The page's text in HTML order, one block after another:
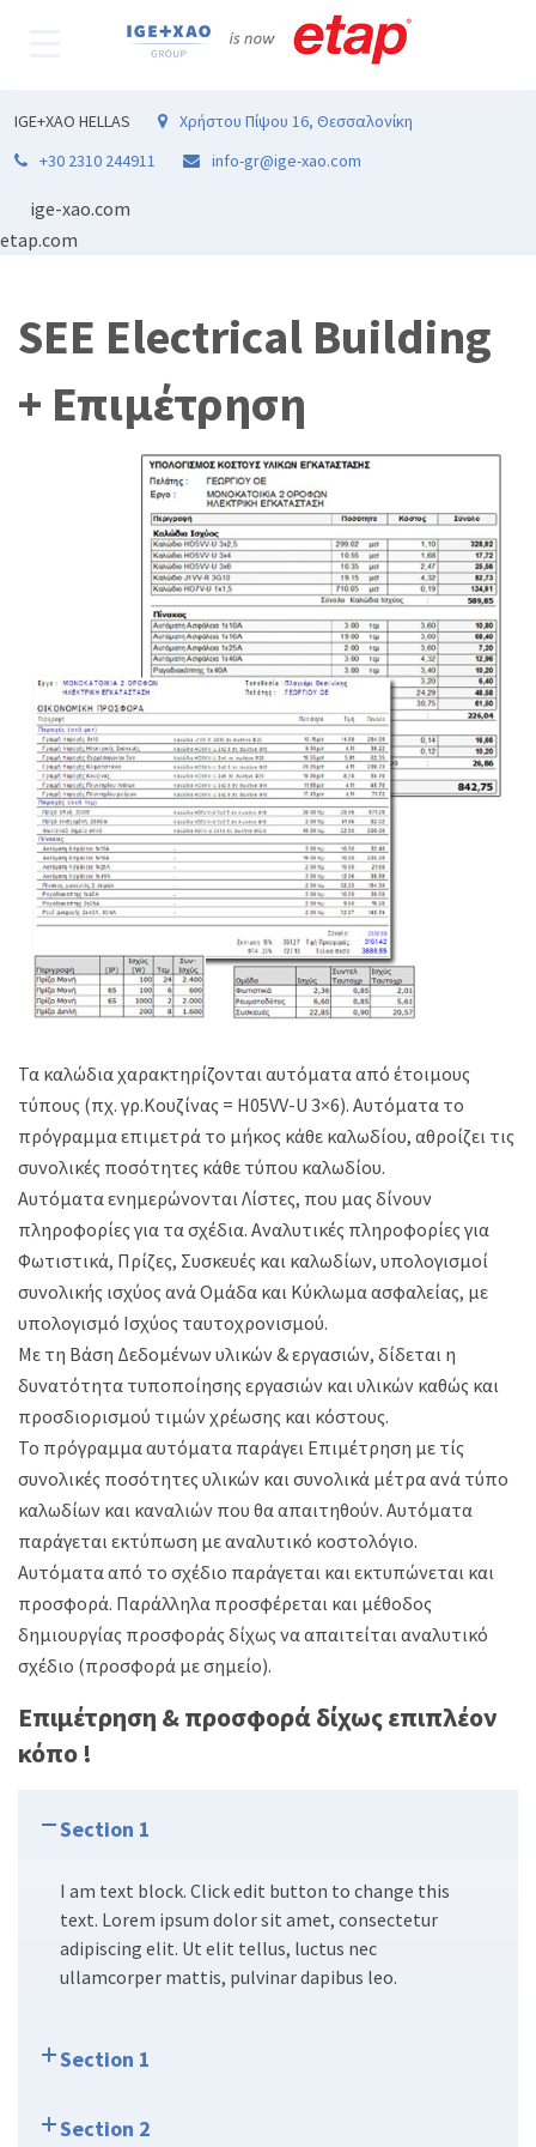
IGE+XAO HELLAS
Χρήστου Πίψου 16, Θεσσαλονίκη
+30 2310 244911
info-gr@ige-xao.com
ige-xao.com
etap.com
SEE Electrical Building
+ Επιμέτρηση
Τα καλώδια χαρακτηρίζονται αυτόματα από έτοιμους
τύπους (πχ. γρ.Κουζίνας = H05VV-U 3×6). Αυτόματα το
πρόγραμμα επιμετρά το μήκος κάθε καλωδίου, αθροίζει τις
συνολικές ποσότητες κάθε τύπου καλωδίου.
Αυτόματα ενημερώνονται Λίστες, που μας δίνουν
πληροφορίες για τα σχέδια. Αναλυτικές πληροφορίες για
Φωτιστικά, Πρίζες, Συσκευές και καλωδίων, υπολογισμοί
συνολικής ισχύος ανά Ομάδα και Κύκλωμα ασφαλείας, με
υπολογισμό Ισχύος ταυτοχρονισμού.
Με τη Βάση Δεδομένων υλικών & εργασιών, δίδεται η
δυνατότητα τυποποίησης εργασιών και υλικών καθώς και
προσδιορισμού τιμών χρέωσης και κόστους.
Το πρόγραμμα αυτόματα παράγει Επιμέτρηση με τίς
συνολικές ποσότητες υλικών και συνολικά μέτρα ανά τύπο
καλωδίων και καναλιών που θα απαιτηθούν. Αυτόματα
παράγεται εκτύπωση με αναλυτικό κοστολόγιο.
Αυτόματα από το σχέδιο παράγεται και εκτυπώνεται και
προσφορά. Παράλληλα προσφέρεται και μέθοδος
δημιουργίας προσφοράς δίχως να απαιτείται αναλυτικό
σχέδιο (προσφορά με σημείο).
Επιμέτρηση & προσφορά δίχως επιπλέον
κόπο !
Section 1
I am text block. Click edit button to change this
text. Lorem ipsum dolor sit amet, consectetur
adipiscing elit. Ut elit tellus, luctus nec
ullamcorper mattis, pulvinar dapibus leo.
Section 1
Section 2